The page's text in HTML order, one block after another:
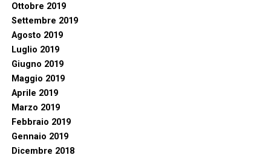
Ottobre 2019
Settembre 2019
Agosto 2019
Luglio 2019
Giugno 2019
Maggio 2019
Aprile 2019
Marzo 2019
Febbraio 2019
Gennaio 2019
Dicembre 2018